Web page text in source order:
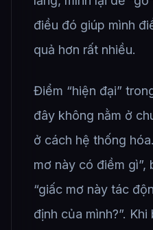
điều đó giúp mình
quả hơn rất nhiều.
Điểm “hiện đại”
đây không nằm ở
ở cách hệ thống
mơ này có điềm gì”,
“giấc mơ này tác
định của mình?”.